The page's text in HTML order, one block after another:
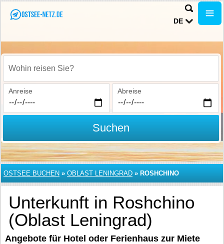
DE
Wohin reisen Sie?
Anreise Abreise
Suchen
OSTSEE BUCHEN » OBLAST LENINGRAD » ROSHCHINO
Unterkunft in Roshchino
(Oblast Leningrad)
Angebote für Hotel oder Ferienhaus zur Miete